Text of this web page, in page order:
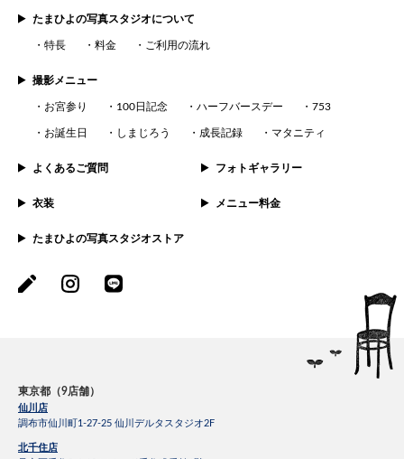
たまひよの写真スタジオについて
特長 料金 ご利用の流れ
撮影メニュー
お宮参り 100日記念 ハーフバースデー 753
お誕生日 しまじろう 成長記録 マタニティ
よくあるご質問 フォトギャラリー
衣装 メニュー料金
たまひよの写真スタジオストア
東京都（9店舗）
仙川店
調布市仙川町1-27-25 仙川デルタスタジオ2F
北千住店